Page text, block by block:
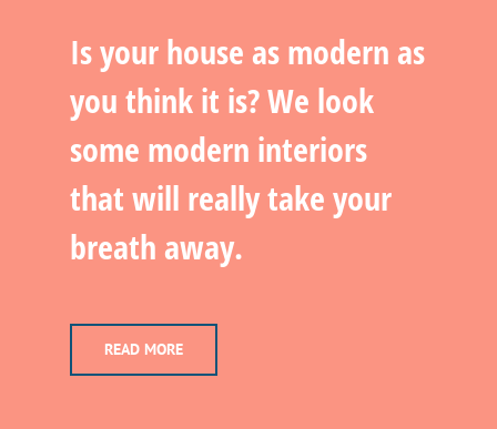
Is your house as modern as
you think it is? We look
some modern interiors
that will really take your
breath away.
READ MORE